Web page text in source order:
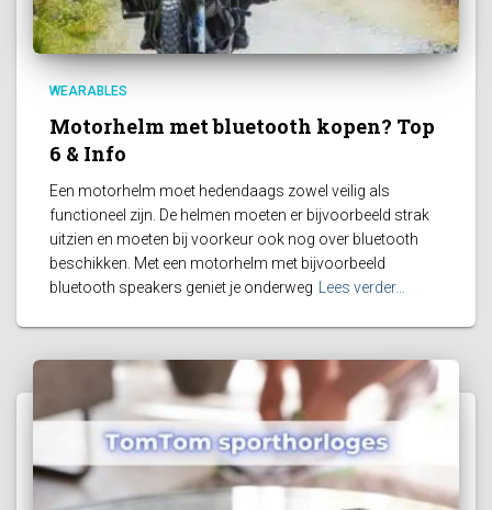
WEARABLES
Motorhelm met bluetooth kopen? Top
6 & Info
Een motorhelm moet hedendaags zowel veilig als
functioneel zijn. De helmen moeten er bijvoorbeeld strak
uitzien en moeten bij voorkeur ook nog over bluetooth
beschikken. Met een motorhelm met bijvoorbeeld
bluetooth speakers geniet je onderweg
Lees verder…